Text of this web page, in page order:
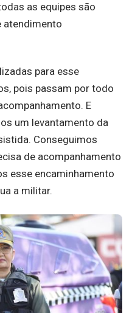
as equipes são
atendimento
para esse
pois passam por todo
E
um levantamento da
Conseguimos
de acompanhamento
esse encaminhamento
a militar.